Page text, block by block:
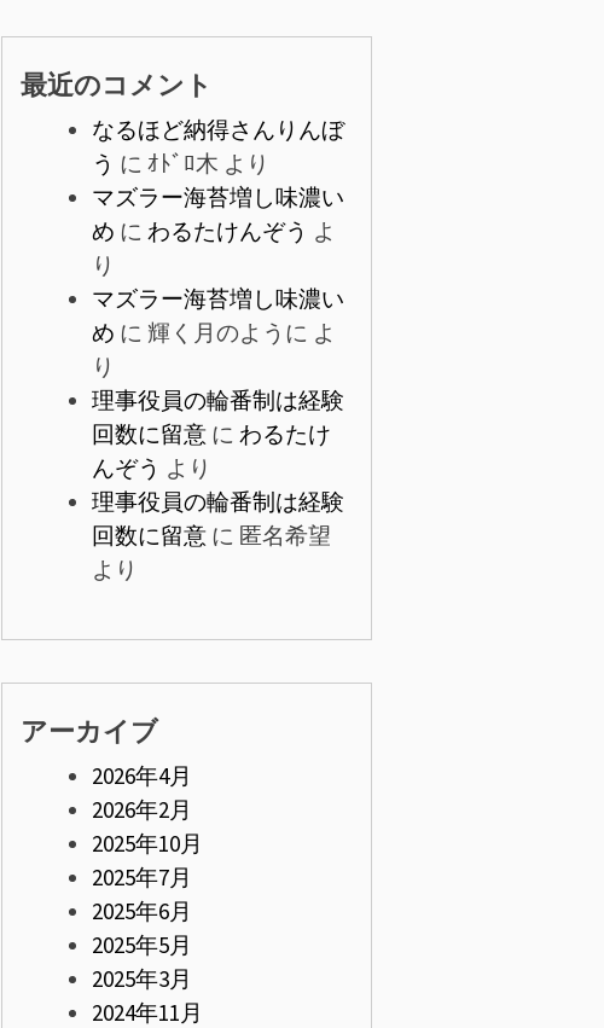
最近のコメント
なるほど納得さんりんぼ
う に ｵﾄﾞﾛ木 より
マズラー海苔増し味濃い
め に わるたけんぞう よ
り
マズラー海苔増し味濃い
め に 輝く月のように よ
り
理事役員の輪番制は経験
回数に留意に わるたけ
んぞう より
理事役員の輪番制は経験
回数に留意に 匿名希望
より
アーカイブ
2026年4月
2026年2月
2025年10月
2025年7月
2025年6月
2025年5月
2025年3月
2024年11月